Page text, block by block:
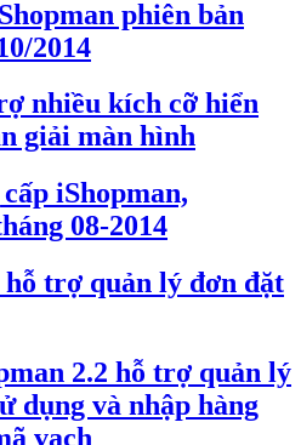
phiên bản
2014
nhiều kích cỡ hiển
giải màn hình
iShopman,
08-2014
hỗ trợ quản lý đơn đặt
2.2 hỗ trợ quản lý
dụng và nhập hàng
vạch